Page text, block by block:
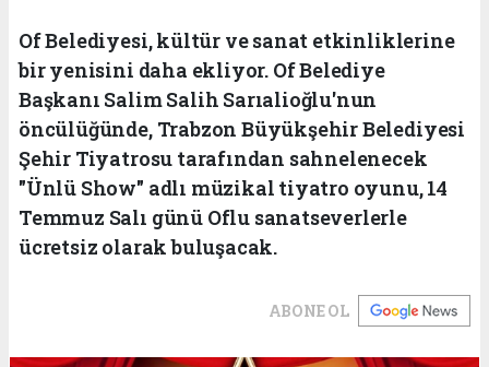
Of Belediyesi, kültür ve sanat etkinliklerine
bir yenisini daha ekliyor. Of Belediye
Başkanı Salim Salih Sarıalioğlu'nun
öncülüğünde, Trabzon Büyükşehir Belediyesi
Şehir Tiyatrosu tarafından sahnelenecek
"Ünlü Show" adlı müzikal tiyatro oyunu, 14
Temmuz Salı günü Oflu sanatseverlerle
ücretsiz olarak buluşacak.
ABONE OL